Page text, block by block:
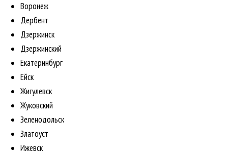
Воронеж
Дербент
Дзержинск
Дзержинский
Екатеринбург
Ейск
Жигулевск
Жуковский
Зеленодольск
Златоуст
Ижевск